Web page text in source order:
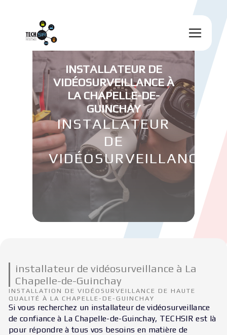
INSTALLATEUR DE
VIDÉOSURVEILLANCE À
LA CHAPELLE-DE-
GUINCHAY
INSTALLATEUR
DE
VIDÉOSURVEILLANCE
installateur de vidéosurveillance à La
Chapelle-de-Guinchay
INSTALLATION DE VIDÉOSURVEILLANCE DE HAUTE
QUALITÉ À LA CHAPELLE-DE-GUINCHAY
Si vous recherchez un installateur de vidéosurveillance
de confiance à La Chapelle-de-Guinchay, TECHSIR est là
pour répondre à tous vos besoins en matière de